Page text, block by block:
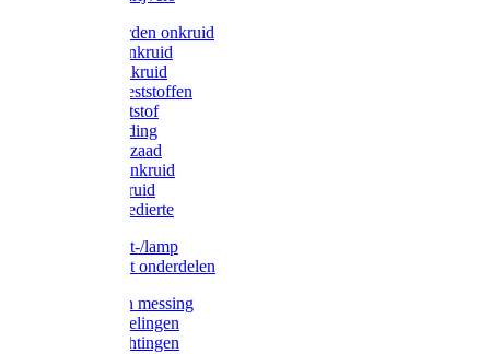
Protect Garden onkruid
Diversen onkruid
Solabiol onkruid
Solabiol meststoffen
Pokon meststof
Pokon voeding
Pokon graszaad
Roundup onkruid
Pokon onkruid
Pokon ongedierte
Vliegenkast-/lamp
Vliegenkast onderdelen
Zuigkorven messing
Geka koppelingen
Geka afdichtingen